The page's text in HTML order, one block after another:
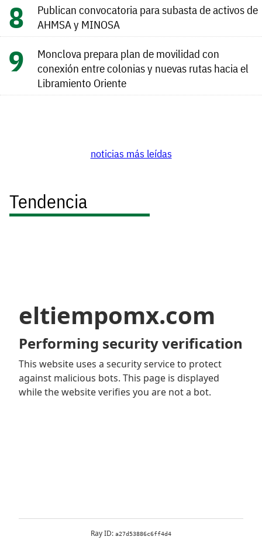
Publican convocatoria para subasta de activos de
AHMSA y MINOSA
Monclova prepara plan de movilidad con
conexión entre colonias y nuevas rutas hacia el
Libramiento Oriente
noticias más leídas
Tendencia